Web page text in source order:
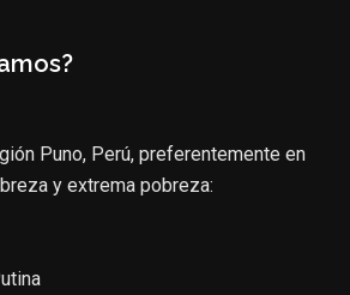
Puno, Perú, preferentemente en
y extrema pobreza: